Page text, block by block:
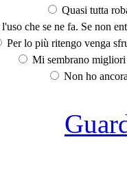
Quasi tutta
che se ne fa. Se non
Per lo più ritengo venga
Mi sembrano
Non ho